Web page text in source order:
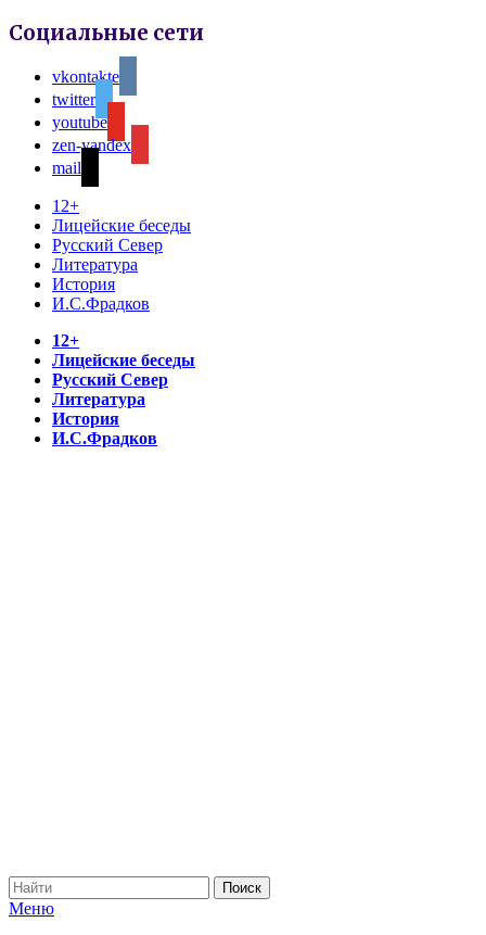
Социальные сети
vkontakte
twitter
youtube
zen-yandex
mail
12+
Лицейские беседы
Русский Север
Литература
История
И.С.Фрадков
12+
Лицейские беседы
Русский Север
Литература
История
И.С.Фрадков
Меню